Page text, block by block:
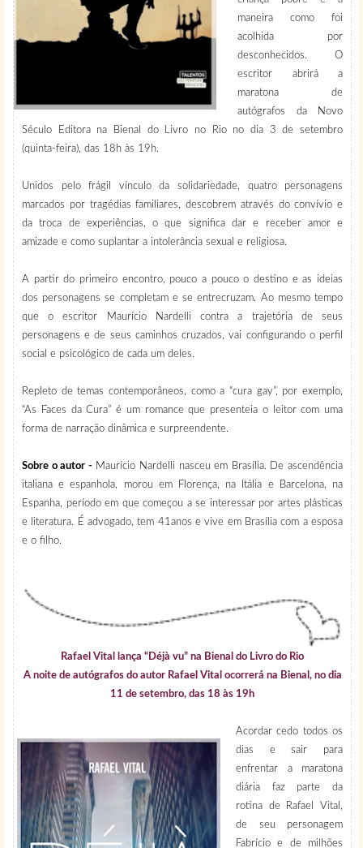
maneira como foi
acolhida por
desconhecidos. O
escritor abrirá a
maratona de
autógrafos da Novo
Século Editora na Bienal do Livro no Rio no dia 3 de setembro
(quinta-feira), das 18h às 19h.
Unidos pelo frágil vínculo da solidariedade, quatro personagens
marcados por tragédias familiares, descobrem através do convívio e
da troca de experiências, o que significa dar e receber amor e
amizade e como suplantar a intolerância sexual e religiosa.
A partir do primeiro encontro, pouco a pouco o destino e as ideias
dos personagens se completam e se entrecruzam. Ao mesmo tempo
que o escritor Maurício Nardelli contra a trajetória de seus
personagens e de seus caminhos cruzados, vai configurando o perfil
social e psicológico de cada um deles.
Repleto de temas contemporâneos, como a “cura gay”, por exemplo,
“As Faces da Cura” é um romance que presenteia o leitor com uma
forma de narração dinâmica e surpreendente.
Sobre o autor -Maurício Nardelli nasceu em Brasília. De ascendência
italiana e espanhola, morou em Florença, na Itália e Barcelona, na
Espanha, período em que começou a se interessar por artes plásticas
e literatura. É advogado, tem 41anos e vive em Brasília com a esposa
e o filho.
Rafael Vital lança “Déjà vu” na Bienal do Livro do Rio
A noite de autógrafos do autor Rafael Vital ocorrerá na Bienal, no dia
11 de setembro, das 18 às 19h
Acordar cedo todos os
dias e sair para
enfrentar a maratona
diária faz parte da
rotina de Rafael Vital,
de seu personagem
Fabrício e de milhões